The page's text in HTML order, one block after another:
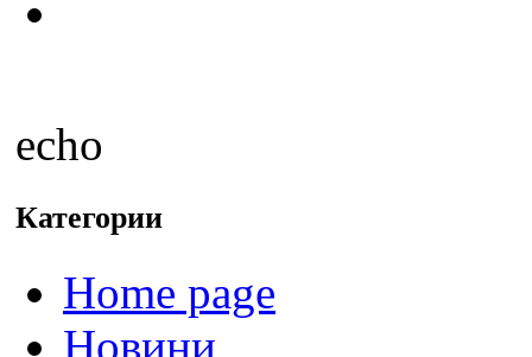
echo
Категории
Home page
Новини